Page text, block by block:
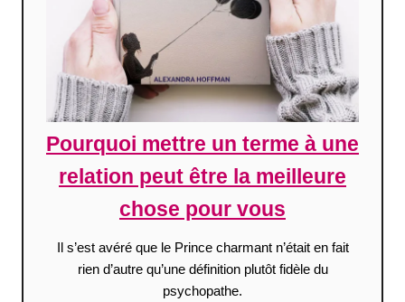
Pourquoi mettre un terme à une
relation peut être la meilleure
chose pour vous
Il s’est avéré que le Prince charmant n’était en fait
rien d’autre qu’une définition plutôt fidèle du
psychopathe.